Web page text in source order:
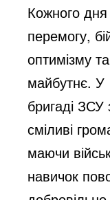
Кожного
перемогу,
оптимізму
майбутнє. У
бригаді ЗСУ
сміливі
маючи
навичок